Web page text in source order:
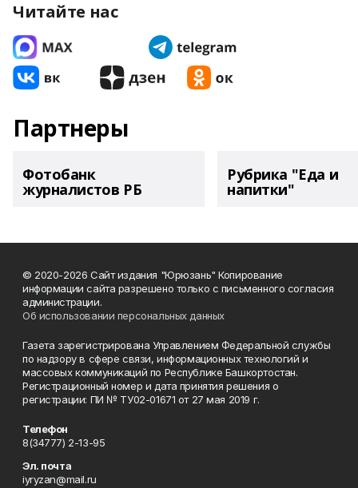
Читайте нас
Партнеры
Фотобанк
журналистов РБ
Рубрика "Еда и
напитки"
© 2020-2026 Сайт издания "Юрюзань" Копирование
информации сайта разрешено только с письменного согласия
администрации.
Об использовании персональных данных
Газета зарегистрирована Управлением Федеральной службы
по надзору в сфере связи, информационных технологий и
массовых коммуникаций по Республике Башкортостан.
Регистрационный номер и дата принятия решения о
регистрации: ПИ № ТУ02-01671 от 27 мая 2019 г.
Телефон
8(34777) 2-13-95
Эл. почта
iyryzan@mail.ru